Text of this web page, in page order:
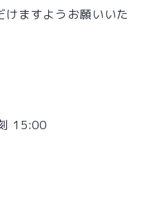
ますようお願いいた
15:00